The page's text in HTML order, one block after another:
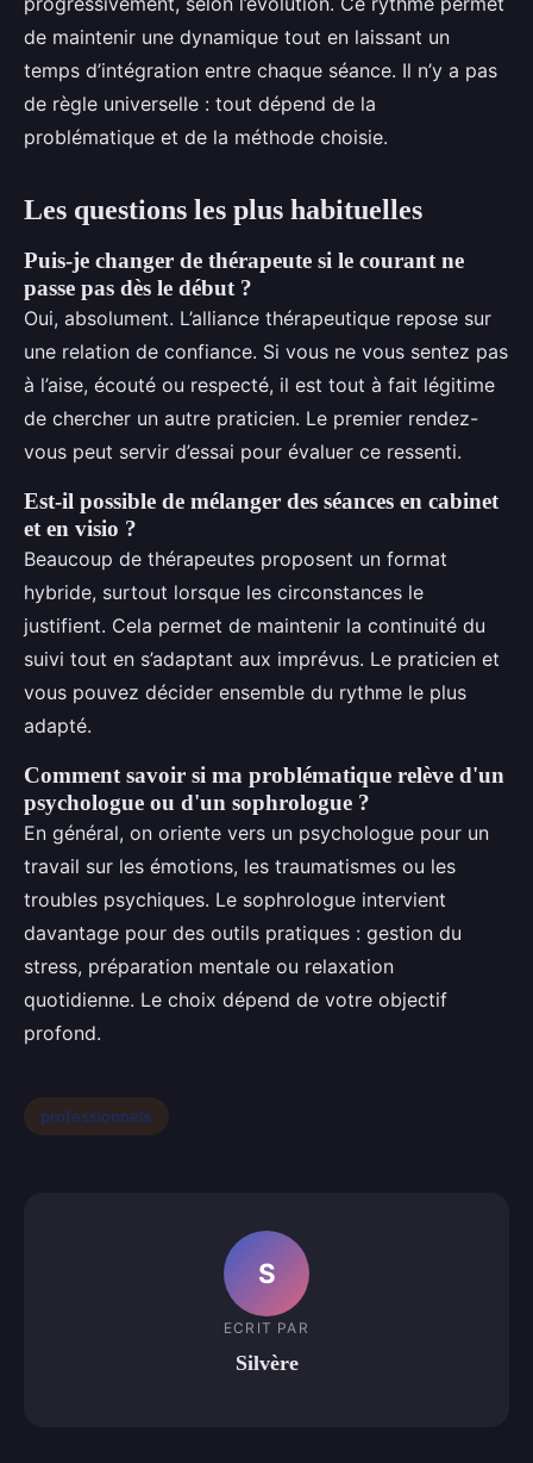
de maintenir une dynamique tout en laissant un
temps d’intégration entre chaque séance. Il n’y a pas
de règle universelle : tout dépend de la
problématique et de la méthode choisie.
Les questions les plus habituelles
Puis-je changer de thérapeute si le courant ne
passe pas dès le début ?
Oui, absolument. L’alliance thérapeutique repose sur
une relation de confiance. Si vous ne vous sentez pas
à l’aise, écouté ou respecté, il est tout à fait légitime
de chercher un autre praticien. Le premier rendez-
vous peut servir d’essai pour évaluer ce ressenti.
Est-il possible de mélanger des séances en cabinet
et en visio ?
Beaucoup de thérapeutes proposent un format
hybride, surtout lorsque les circonstances le
justifient. Cela permet de maintenir la continuité du
suivi tout en s’adaptant aux imprévus. Le praticien et
vous pouvez décider ensemble du rythme le plus
adapté.
Comment savoir si ma problématique relève d'un
psychologue ou d'un sophrologue ?
En général, on oriente vers un psychologue pour un
travail sur les émotions, les traumatismes ou les
troubles psychiques. Le sophrologue intervient
davantage pour des outils pratiques : gestion du
stress, préparation mentale ou relaxation
quotidienne. Le choix dépend de votre objectif
profond.
professionnels
S
ECRIT PAR
Silvère